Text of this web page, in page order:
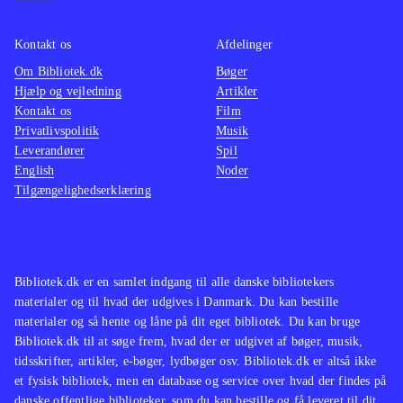
velkendte Singstar koncept. Men
netop det velkendte sangrepertoire vil
nok gøre det populært i de danske
stuer på tværs af aldersgrupper
Singstar konceptet er trods mange år
på bagen og begrænset udvikling af
gameplay siden fremkomsten stadig
med en sangstjerne i maven.
Bibliotek.dk er en samlet indgang til alle danske bibliotekers
materialer og til hvad der udgives i Danmark. Du kan bestille
materialer og så hente og låne på dit eget bibliotek. Du kan bruge
Bibliotek.dk til at søge frem, hvad der er udgivet af bøger, musik,
tidsskrifter, artikler, e-bøger, lydbøger osv. Bibliotek.dk er altså ikke
et fysisk bibliotek, men en database og service over hvad der findes på
Kontakt os
Om Bibliotek.dk
Hjælp og vejledning
Kontakt os
Privatlivspolitik
Leverandører
English
Tilgængelighedserklæring
Afdelinger
Bøger
Artikler
Film
Musik
Spil
Noder